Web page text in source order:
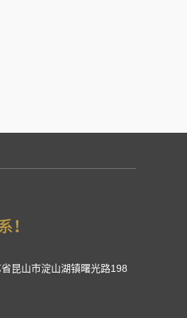
昆山市淀山湖镇曙光路198